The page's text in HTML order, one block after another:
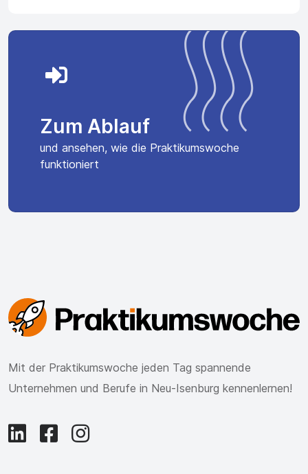
Zum Ablauf
und ansehen, wie die Praktikumswoche
funktioniert
Mit der Praktikumswoche jeden Tag spannende
Unternehmen und Berufe in Neu-Isenburg kennenlernen!